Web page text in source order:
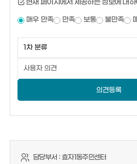
현재 페이지에서 제공하는 정보에 대
매우 만족 만족 보통 불만족
의견등록
담당부서 :효자1동주민센터